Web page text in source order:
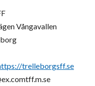
Vångavallen
trelleborgsff.se
ex.comtff.m.se